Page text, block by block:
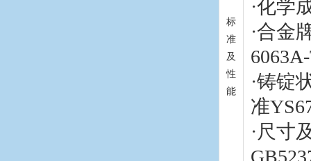
标
准
及
性
能
·化学
·合金
·铸锭
准
·尺寸